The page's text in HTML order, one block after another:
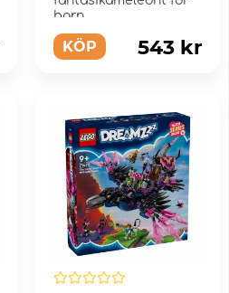
barn
KÖP 543 kr